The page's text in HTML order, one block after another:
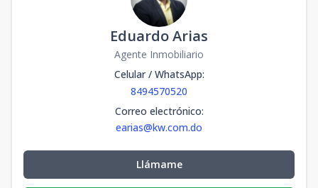
Eduardo Arias
Agente Inmobiliario
Celular / WhatsApp:
8494570520
Correo electrónico:
earias@kw.com.do
Llámame